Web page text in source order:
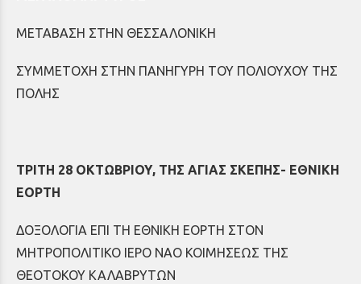
ΜΕΤΑΒΑΣΗ ΣΤΗΝ ΘΕΣΣΑΛΟΝΙΚΗ
ΣΥΜΜΕΤΟΧΗ ΣΤΗΝ ΠΑΝΗΓΥΡΗ ΤΟΥ ΠΟΛΙΟΥΧΟΥ ΤΗΣ
ΠΟΛΗΣ
ΤΡΙΤΗ 28 ΟΚΤΩΒΡΙΟΥ, ΤΗΣ ΑΓΙΑΣ ΣΚΕΠΗΣ- ΕΘΝΙΚΗ
ΕΟΡΤΗ
ΔΟΞΟΛΟΓΙΑ ΕΠΙ ΤΗ ΕΘΝΙΚΗ ΕΟΡΤΗ ΣΤΟΝ
ΜΗΤΡΟΠΟΛΙΤΙΚΟ ΙΕΡΟ ΝΑΟ ΚΟΙΜΗΣΕΩΣ ΤΗΣ
ΘΕΟΤΟΚΟΥ ΚΑΛΑΒΡΥΤΩΝ